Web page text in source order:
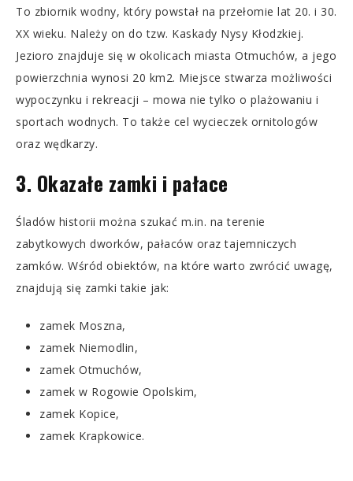
To zbiornik wodny, który powstał na przełomie lat 20. i 30.
XX wieku. Należy on do tzw. Kaskady Nysy Kłodzkiej.
Jezioro znajduje się w okolicach miasta Otmuchów, a jego
powierzchnia wynosi 20 km2. Miejsce stwarza możliwości
wypoczynku i rekreacji – mowa nie tylko o plażowaniu i
sportach wodnych. To także cel wycieczek ornitologów
oraz wędkarzy.
3. Okazałe zamki i pałace
Śladów historii można szukać m.in. na terenie
zabytkowych dworków, pałaców oraz tajemniczych
zamków. Wśród obiektów, na które warto zwrócić uwagę,
znajdują się zamki takie jak:
zamek Moszna,
zamek Niemodlin,
zamek Otmuchów,
zamek w Rogowie Opolskim,
zamek Kopice,
zamek Krapkowice.